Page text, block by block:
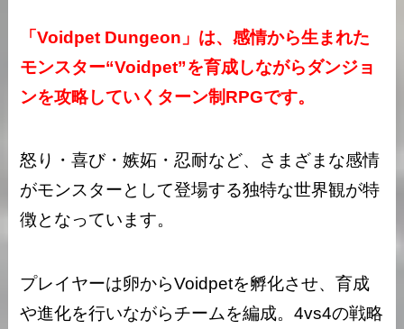
「Voidpet Dungeon」は、感情から生まれた
モンスター“Voidpet”を育成しながらダンジョ
ンを攻略していくターン制RPGです。
怒り・喜び・嫉妬・忍耐など、さまざまな感情
がモンスターとして登場する独特な世界観が特
徴となっています。
プレイヤーは卵からVoidpetを孵化させ、育成
や進化を行いながらチームを編成。4vs4の戦略